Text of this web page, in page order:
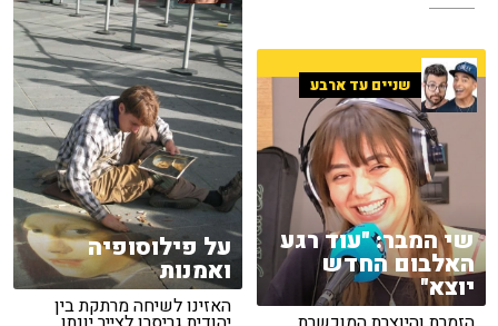
על פילוסופיה
ואמנות
האזינו לשיחה מרתקת בין
שניים עד ארבע
שי המבר: "עוד רגע
האלבום החדש
יוצא"